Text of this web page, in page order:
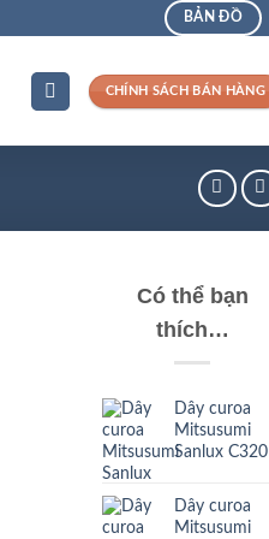
BẢN ĐỒ
CHÍNH SÁCH BÁN HÀNG
Có thể bạn
thích…
Dây curoa
Mitsusumi
Sanlux C320
Dây curoa
Mitsusumi